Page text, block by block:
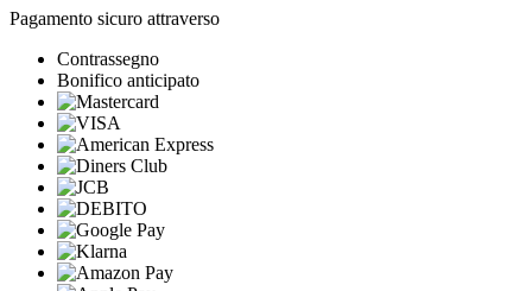
Pagamento sicuro attraverso
Contrassegno
Bonifico anticipato